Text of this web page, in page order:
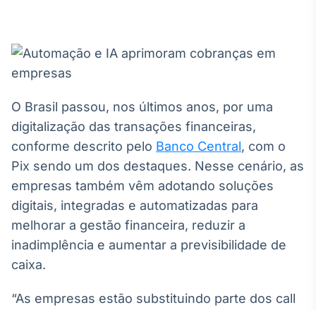
Plataforma para
conteúdos
personalizados
Soluções de Dados
e Conteúdos
Broadcast
OTC
Plataforma para
negociação de
Datafeed
O Brasil passou, nos últimos anos, por uma
digitalização das transações financeiras,
conforme descrito pelo Banco Central, com o
Pix sendo um dos destaques. Nesse cenário, as
empresas também vêm adotando soluções
digitais, integradas e automatizadas para
melhorar a gestão financeira, reduzir a
inadimplência e aumentar a previsibilidade de
caixa.
“As empresas estão substituindo parte dos call